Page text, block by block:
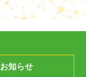
お知らせ